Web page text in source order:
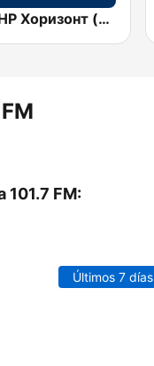
БНР Хоризонт (BNR Horizont)
101.7 FM:
Últimos 7 días